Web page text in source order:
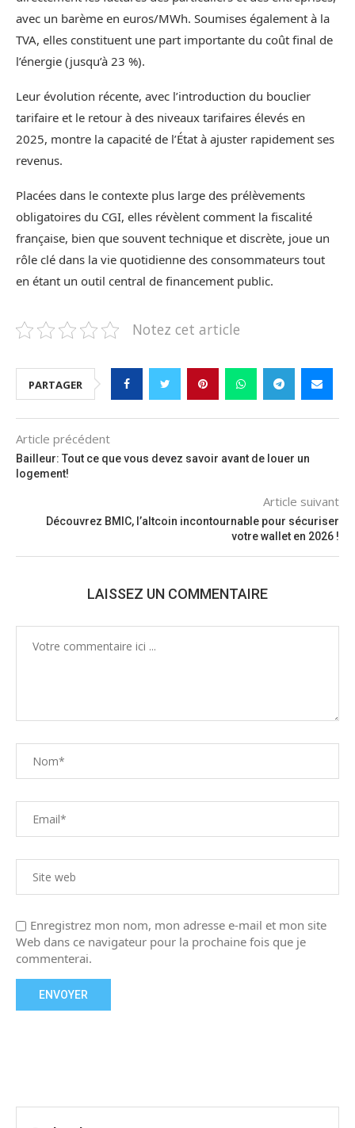
avec un barème en euros/MWh. Soumises également à la
TVA, elles constituent une part importante du coût final de
l’énergie (jusqu’à 23 %).
Leur évolution récente, avec l’introduction du bouclier
tarifaire et le retour à des niveaux tarifaires élevés en
2025, montre la capacité de l’État à ajuster rapidement ses
revenus.
Placées dans le contexte plus large des prélèvements
obligatoires du CGI, elles révèlent comment la fiscalité
française, bien que souvent technique et discrète, joue un
rôle clé dans la vie quotidienne des consommateurs tout
en étant un outil central de financement public.
Notez cet article
PARTAGER
Article précédent
Bailleur: Tout ce que vous devez savoir avant de louer un
logement!
Article suivant
Découvrez BMIC, l’altcoin incontournable pour sécuriser
votre wallet en 2026 !
LAISSEZ UN COMMENTAIRE
Enregistrez mon nom, mon adresse e-mail et mon site
Web dans ce navigateur pour la prochaine fois que je
commenterai.